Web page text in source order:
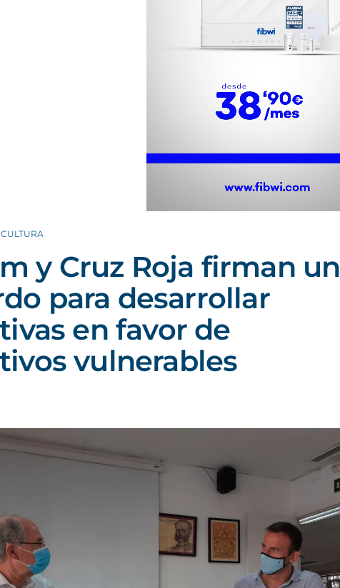
CULTURA
y Cruz Roja firman un
para desarrollar
en favor de
vulnerables